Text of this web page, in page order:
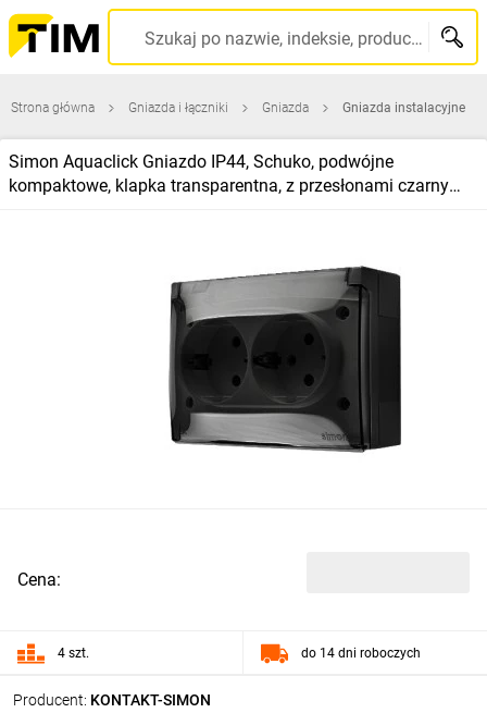
Szukaj po nazwie, indeksie, producencie, kodzie kreskowym...
Strona główna Gniazda i łączniki Gniazda Gniazda instalacyjne
Simon Aquaclick Gniazdo IP44, Schuko, podwójne
kompaktowe, klapka transparentna, z przesłonami czarny
Producent: KONTAKT-SIMON
Cena:
4 szt. do 14 dni roboczych